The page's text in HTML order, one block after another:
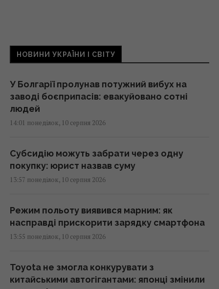
НОВИНИ УКРАЇНИ І СВІТУ
У Болгарії пролунав потужний вибух на
заводі боєприпасів: евакуйовано сотні
людей
14:01 понеділок, 10 серпня 2026
Субсидію можуть забрати через одну
покупку: юрист назвав суму
13:57 понеділок, 10 серпня 2026
Режим польоту виявився марним: як
насправді прискорити зарядку смартфона
13:55 понеділок, 10 серпня 2026
Toyota не змогла конкурувати з
китайськими автогігантами: японці змінили